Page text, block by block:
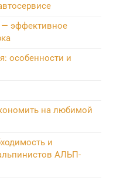
— эффективное
особенности и
на любимой
и
АЛЬП-